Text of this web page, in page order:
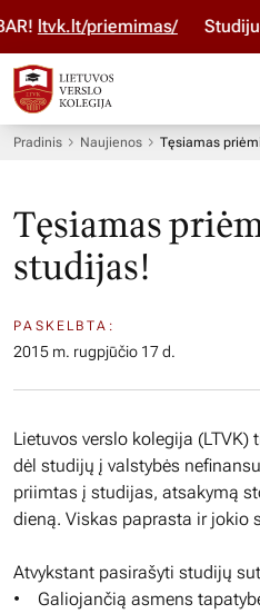
ltvk.lt/priemimas/ Studijuok
Pradinis Naujienos Tęsiamas
Tęsiamas
studijas!
PASKELBTA:
2015 m. rugpjūčio 17 d.
Lietuvos verslo kolegija
dėl studijų į valstybės
priimtas į studijas, atsakymą
dieną. Viskas paprasta ir jokio
Atvykstant pasirašyti studijų
• Galiojančią asmens